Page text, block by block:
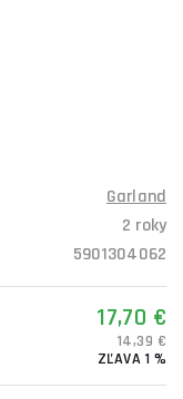
Garland
2 roky
5901304062
17,70 €
14,39 €
ZĽAVA 1 %